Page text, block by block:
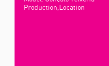
Production,Location